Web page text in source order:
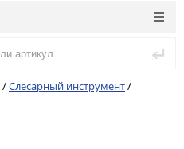
/Слесарный инструмент/